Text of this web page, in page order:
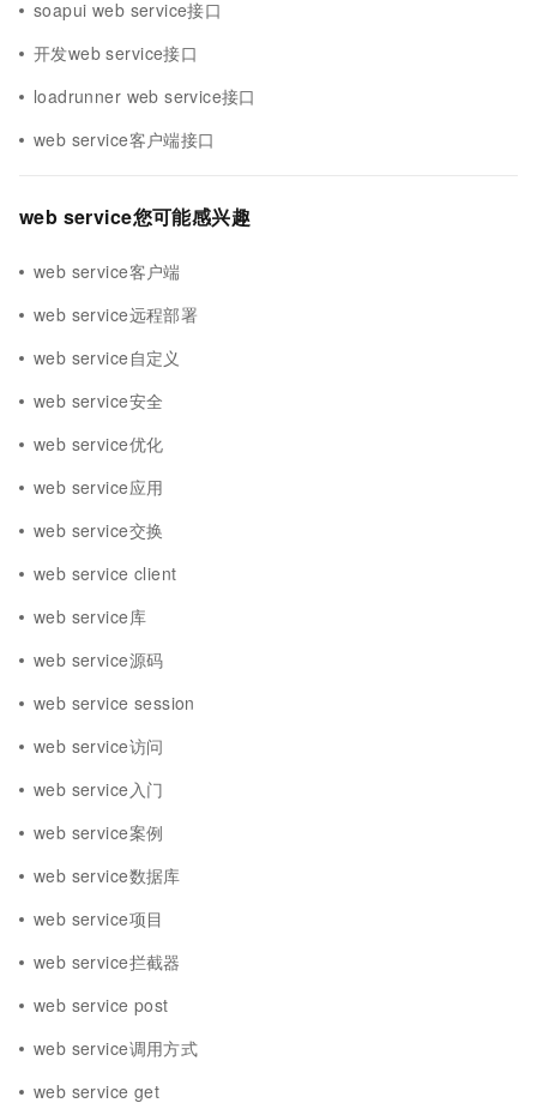
soapui web service接口
开发web service接口
loadrunner web service接口
web service客户端接口
web service您可能感兴趣
web service客户端
web service远程部署
web service自定义
web service安全
web service优化
web service应用
web service交换
web service client
web service库
web service源码
web service session
web service访问
web service入门
web service案例
web service数据库
web service项目
web service拦截器
web service post
web service调用方式
web service get